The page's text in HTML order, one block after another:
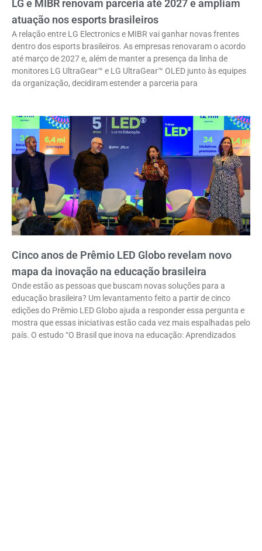
LG e MIBR renovam parceria até 2027 e ampliam
atuação nos esports brasileiros
A relação entre LG Electronics e MIBR vai ganhar novas frentes
dentro dos esports brasileiros. As empresas renovaram o acordo
até março de 2027 e, além de manter a presença da linha de
monitores LG UltraGear™ e LG UltraGear™ OLED junto às equipes
da organização, decidiram estender a parceria para
Cinco anos de Prêmio LED Globo revelam novo
mapa da inovação na educação brasileira
Onde estão as pessoas que buscam novas soluções para a
educação brasileira? Um levantamento feito a partir de cinco
edições do Prêmio LED Globo ajuda a responder essa pergunta e
mostra que essas iniciativas estão cada vez mais espalhadas pelo
país. O estudo “O Brasil que inova na educação: Aprendizados